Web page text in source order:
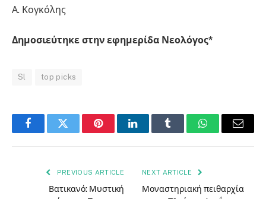
Α. Κογκόλης
Δημοσιεύτηκε στην εφημερίδα Νεολόγος*
Sl top picks
FacebookTwitter PinterestLinkedInTumblr WhatsAppEmail
PREVIOUS ARTICLE
Βατικανό: Μυστική
NEXT ARTICLE
Μοναστηριακή πειθαρχία